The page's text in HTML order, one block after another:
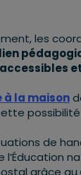
les
à la maison
de
grâce au